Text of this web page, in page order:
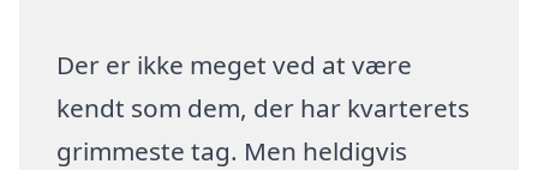
Der er ikke meget ved at være
kendt som dem, der har kvarterets
grimmeste tag. Men heldigvis